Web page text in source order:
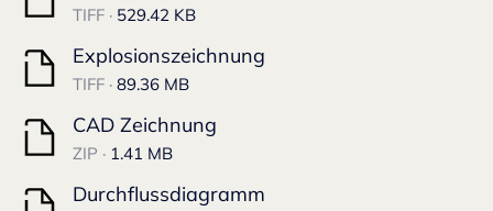
TIFF · 529.42 KB
Explosionszeichnung
TIFF · 89.36 MB
CAD Zeichnung
ZIP · 1.41 MB
Durchflussdiagramm